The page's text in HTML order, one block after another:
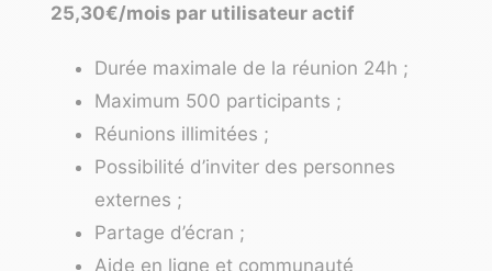
25,30€/mois par utilisateur actif
Durée maximale de la réunion 24h ;
Maximum 500 participants ;
Réunions illimitées ;
Possibilité d’inviter des personnes
externes ;
Partage d’écran ;
Aide en ligne et communauté